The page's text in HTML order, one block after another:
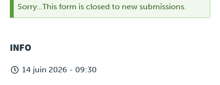
MESSAGE
Sorry...This form is closed to new submissions.
INFO
14 juin 2026 - 09:30